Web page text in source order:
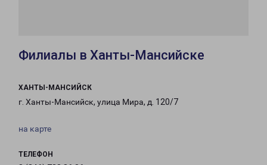
Филиалы в Ханты-Мансийске
ХАНТЫ-МАНСИЙСК
г. Ханты-Мансийск, улица Мира, д. 120/7
на карте
ТЕЛЕФОН